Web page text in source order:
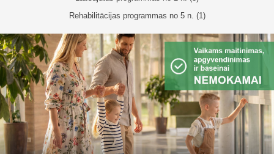
Rehabilitācijas programmas no 5 n. (1)